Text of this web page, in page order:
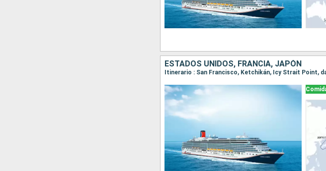
ESTADOS UNIDOS, FRANCIA, JAPÓN
Itinerario : San Francisco, Ketchikán, Icy Strait Point,